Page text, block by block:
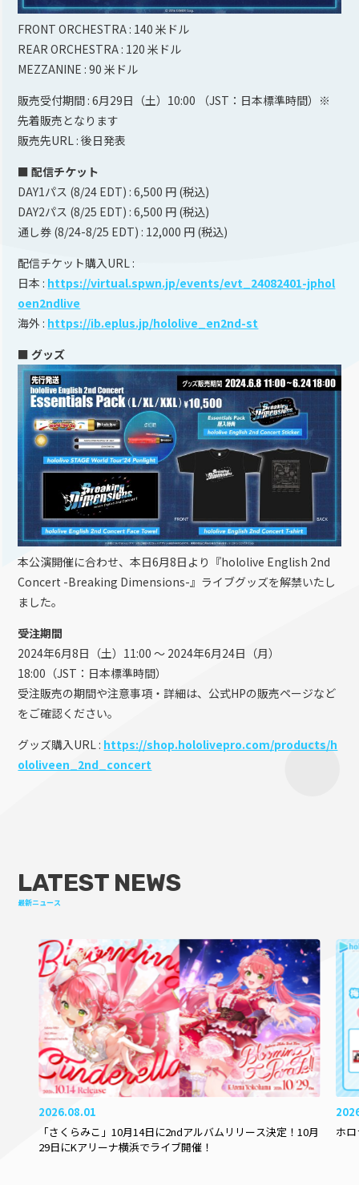
FRONT ORCHESTRA : 140 米ドル
REAR ORCHESTRA : 120 米ドル
MEZZANINE : 90 米ドル
販売受付期間 : 6月29日（土）10:00 （JST：日本標準時間）※
先着販売となります
販売先URL : 後日発表
■ 配信チケット
DAY1パス (8/24 EDT) : 6,500 円 (税込)
DAY2パス (8/25 EDT) : 6,500 円 (税込)
通し券 (8/24-8/25 EDT) : 12,000 円 (税込)
配信チケット購入URL :
日本 : https://virtual.spwn.jp/events/evt_24082401-jphol
oen2ndlive
海外 : https://ib.eplus.jp/hololive_en2nd-st
■ グッズ
本公演開催に合わせ、本日6月8日より『hololive English 2nd
Concert -Breaking Dimensions-』ライブグッズを解禁いたし
ました。
受注期間
2024年6月8日（土）11:00 〜 2024年6月24日（月）
18:00（JST：日本標準時間）
受注販売の期間や注意事項・詳細は、公式HPの販売ページなど
をご確認ください。
グッズ購入URL : https://shop.hololivepro.com/products/h
ololiveen_2nd_concert
LATEST NEWS
最新ニュース
2026.08.01
「さくらみこ」10月14日に2ndアルバムリリース決定！10月
29日にKアリーナ横浜でライブ開催！
ホ